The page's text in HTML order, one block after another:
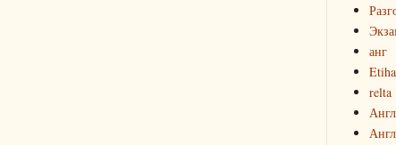
анг
relta